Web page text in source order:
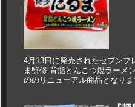
4月13日に発売されたセブンプ
ま監修 背脂とんこつ焼ラーメ
ののリニューアル商品となり